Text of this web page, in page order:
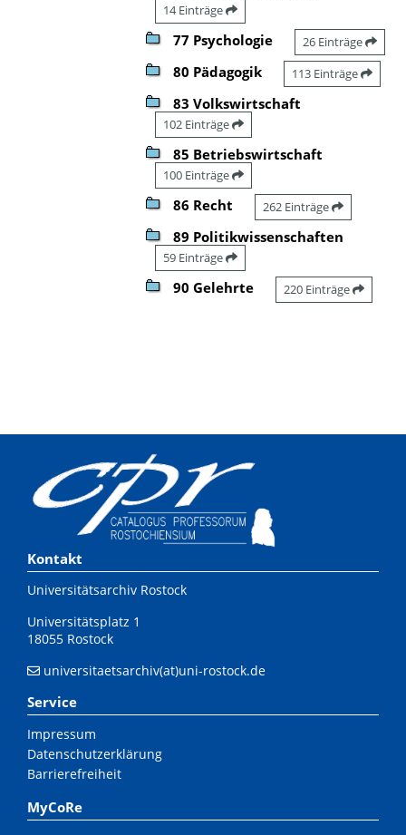
14 Einträge
77 Psychologie 26 Einträge
80 Pädagogik 113 Einträge
83 Volkswirtschaft
102 Einträge
85 Betriebswirtschaft
100 Einträge
86 Recht 262 Einträge
89 Politikwissenschaften
59 Einträge
90 Gelehrte 220 Einträge
Kontakt
Universitätsarchiv Rostock
Universitätsplatz 1
18055 Rostock
universitaetsarchiv(at)uni-rostock.de
Service
Impressum
Datenschutzerklärung
Barrierefreiheit
MyCoRe